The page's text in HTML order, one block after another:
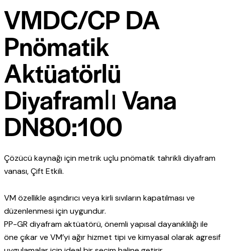
VMDC/CP DA
Pnömatik
Aktüatörlü
Diyaframlı Vana
DN80:100
Çözücü kaynağı için metrik uçlu pnömatik tahrikli diyafram
vanası, Çift Etkili.
VM özellikle aşındırıcı veya kirli sıvıların kapatılması ve
düzenlenmesi için uygundur.
PP-GR diyafram aktüatörü, önemli yapısal dayanıklılığı ile
öne çıkar ve VM’yi ağır hizmet tipi ve kimyasal olarak agresif